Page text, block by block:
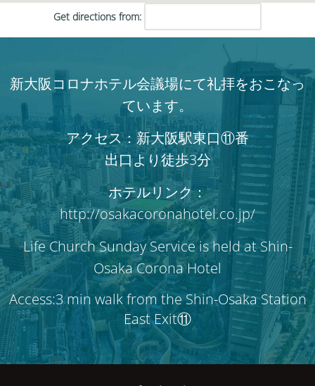
Get directions from:
新大阪コロナホテル会議場にて礼拝をおこなっ
ています。
アクセス：新大阪駅東口⑪番
出口より徒歩3分
ホテルリンク：
http://osakacoronahotel.co.jp/
Life Church Sunday Service is held at Shin-
Osaka Corona Hotel
Access:3 min walk from the Shin-Osaka Station
East Exit⑪